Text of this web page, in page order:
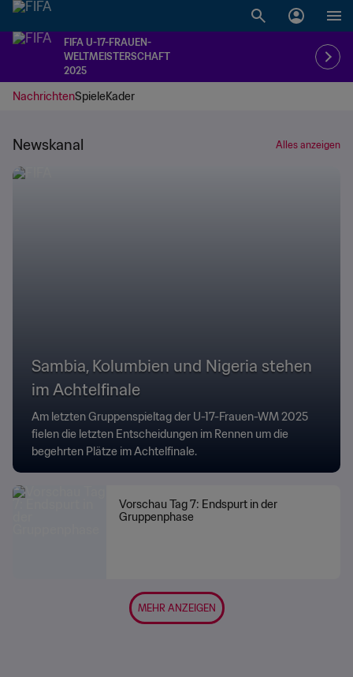
FIFA U-17-FRAUEN-
WELTMEISTERSCHAFT
2025
NachrichtenSpieleKader
Newskanal Alles anzeigen
Sambia, Kolumbien und Nigeria stehen
im Achtelfinale
Am letzten Gruppenspieltag der U-17-Frauen-WM 2025
fielen die letzten Entscheidungen im Rennen um die
begehrten Plätze im Achtelfinale.
Vorschau Tag 7: Endspurt in der
Gruppenphase
MEHR ANZEIGEN